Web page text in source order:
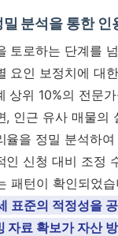
분석을 통한 인
토로하는 단계를
요인 보정치에 대
상위 10%의 전문
, 인근 유사 매물의
율을 정밀 분석하
인 신청 대비 조정
패턴이 확인되었습
표준의 적정성을
자료 확보가 자산